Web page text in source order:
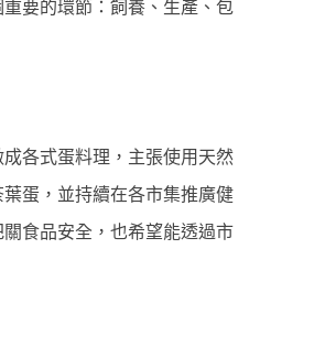
要的環節：飼養、生產、包
各式蛋料理，主張使用天然
蛋，並持續在各市集推廣健
食品安全，也希望能透過市